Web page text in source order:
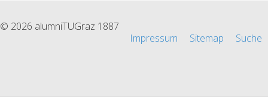
© 2026 alumniTUGraz 1887
Impressum
Sitemap Suche